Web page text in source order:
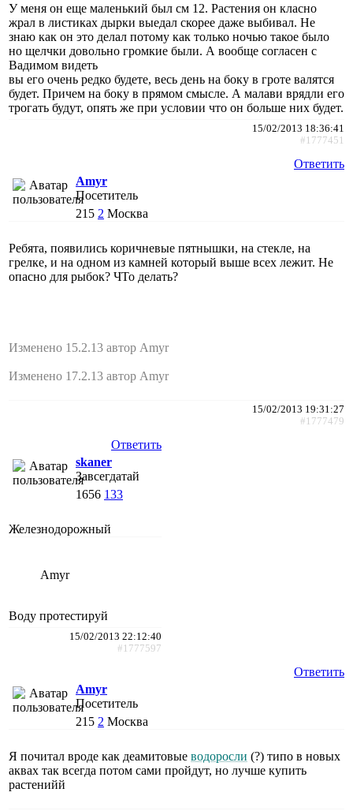
У меня он еще маленький был см 12. Растения он класно
жрал в листиках дырки выедал скорее даже выбивал. Не
знаю как он это делал потому как только ночью такое было
но щелчки довольно громкие были. А вообще согласен с
Вадимом видеть
вы его очень редко будете, весь день на боку в гроте валятся
будет. Причем на боку в прямом смысле. А малави врядли его
трогать будут, опять же при условии что он больше них будет.
15/02/2013 18:36:41
#1777451
Ответить
Amyr
Посетитель
215 2 Москва
Ребята, появились коричневые пятнышки, на стекле, на
грелке, и на одном из камней который выше всех лежит. Не
опасно для рыбок? ЧТо делать?
Изменено 15.2.13 автор Amyr
Изменено 17.2.13 автор Amyr
15/02/2013 19:31:27
#1777479
Ответить
skaner
Завсегдатай
1656 133
Железнодорожный
Amyr
Воду протестируй
15/02/2013 22:12:40
#1777597
Ответить
Amyr
Посетитель
215 2 Москва
Я почитал вроде как деамитовые водоросли (?) типо в новых
аквах так всегда потом сами пройдут, но лучше купить
растенийй